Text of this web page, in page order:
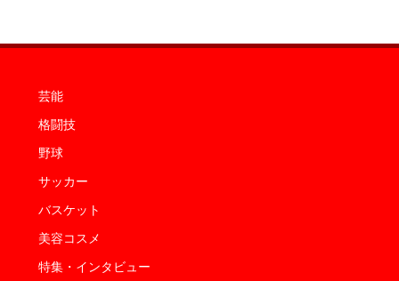
芸能
格闘技
野球
サッカー
バスケット
美容コスメ
特集・インタビュー